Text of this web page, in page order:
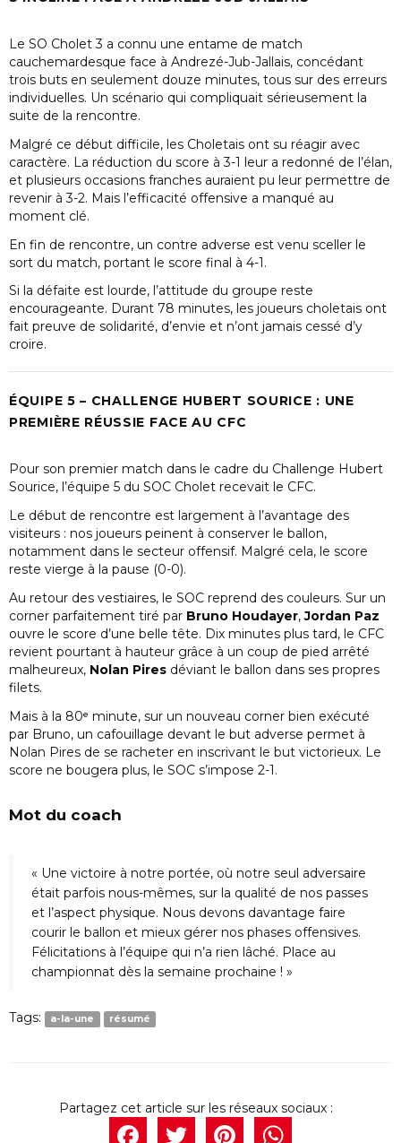
Le SO Cholet 3 a connu une entame de match
cauchemardesque face à Andrezé-Jub-Jallais, concédant
trois buts en seulement douze minutes, tous sur des erreurs
individuelles. Un scénario qui compliquait sérieusement la
suite de la rencontre.
Malgré ce début difficile, les Choletais ont su réagir avec
caractère. La réduction du score à 3-1 leur a redonné de l’élan,
et plusieurs occasions franches auraient pu leur permettre de
revenir à 3-2. Mais l’efficacité offensive a manqué au
moment clé.
En fin de rencontre, un contre adverse est venu sceller le
sort du match, portant le score final à 4-1.
Si la défaite est lourde, l’attitude du groupe reste
encourageante. Durant 78 minutes, les joueurs choletais ont
fait preuve de solidarité, d’envie et n’ont jamais cessé d’y
croire.
ÉQUIPE 5 – CHALLENGE HUBERT SOURICE : UNE
PREMIÈRE RÉUSSIE FACE AU CFC
Pour son premier match dans le cadre du Challenge Hubert
Sourice, l’équipe 5 du SOC Cholet recevait le CFC.
Le début de rencontre est largement à l’avantage des
visiteurs : nos joueurs peinent à conserver le ballon,
notamment dans le secteur offensif. Malgré cela, le score
reste vierge à la pause (0-0).
Au retour des vestiaires, le SOC reprend des couleurs. Sur un
corner parfaitement tiré par Bruno Houdayer,Jordan Paz
ouvre le score d’une belle tête. Dix minutes plus tard, le CFC
revient pourtant à hauteur grâce à un coup de pied arrêté
malheureux, Nolan Pires déviant le ballon dans ses propres
filets.
Mais à la 80ᵉ minute, sur un nouveau corner bien exécuté
par Bruno, un cafouillage devant le but adverse permet à
Nolan Pires de se racheter en inscrivant le but victorieux. Le
score ne bougera plus, le SOC s’impose 2-1.
Mot du coach
« Une victoire à notre portée, où notre seul adversaire
était parfois nous-mêmes, sur la qualité de nos passes
et l’aspect physique. Nous devons davantage faire
courir le ballon et mieux gérer nos phases offensives.
Félicitations à l’équipe qui n’a rien lâché. Place au
championnat dès la semaine prochaine ! »
Tags: a-la-une résumé